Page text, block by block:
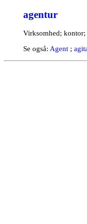
agentur
Virksomhed;
Se også: Agent ;